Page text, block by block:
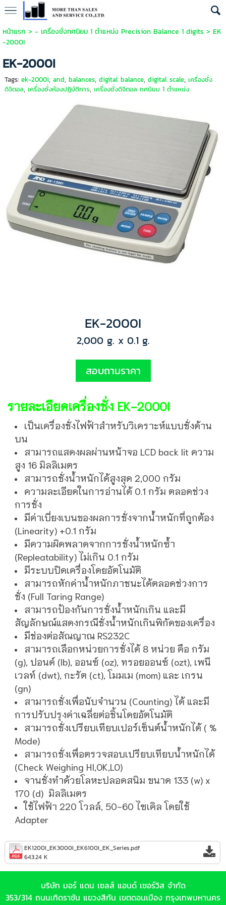
หน้าแรก > - เครื่องชั่งทศนิยม 1 ตำแหน่ง Precision Balance 1 digits > EK
-2000I
EK-2000I
Tags: ek-2000i, and, balances, digital balance, digital scale, เครื่องชั่ง
ดิจิตอล, เครื่องชั่งห้องปฏิบัติการ, เครื่องชั่งดิจิตอล ทศนิยม 1 ตำแหน่ง
EK-2000I
2,000 g. x 0.1 g.
สอบถามราคา
รายละเอียดเครื่องชั่ง EK-2000I
เป็นเครื่องชั่งไฟฟ้าสำหรับวิเคราะห์แบบชั่งด้าน
บน
สามารถแสดงผลผ่านหน้าจอ LCD back lit ความ
สูง 16 มิลลิเมตร
สามารถชั่งน้ำหนักได้สูงสุด 2,000 กรัม
ความละเอียดในการอ่านได้ 0.1 กรัม ตลอดช่วง
การชั่ง
มีค่าเบี่ยงเบนของผลการชั่งจากน้ำหนักที่ถูกต้อง
(Linearity) +0.1 กรัม
มีความผิดพลาดจากการชั่งน้ำหนักซ้ำ
(Repleatability) ไม่เกิน 0.1 กรัม
มีระบบปิดเครื่องโดยอัตโนมัติ
สามารถหักค่าน้ำหนักภาชนะได้ตลอดช่วงการ
ชั่ง (Full Taring Range)
สามารถป้องกันการชั่งน้ำหนักเกิน และมี
สัญลักษณ์แสดงกรณีชั่งน้ำหนักเกินพิกัดของเครื่อง
มีช่องต่อสัณญาณ RS232C
สามารถเลือกหน่วยการชั่งได้ 8 หน่วย คือ กรัม
(g), ปอนด์ (lb), ออนซ์ (oz), ทรอยออนซ์ (ozt), เพนี
เวลท์ (dwt), กะรัต (ct), โมมเม (mom) และ เกรน
(gn)
สามารถชั่งเพื่อนับจำนวน (Counting) ได้ และมี
การปรับปรุงค่าเฉลี่ยต่อชิ้นโดยอัตโนมัติ
สามารถชั่งเปรียบเทียบเปอร์เซ็นต์น้ำหนักได้ ( %
Mode)
สามารถชั่งเพื่อตรวจสอบเปรียบเทียบน้ำหนักได้
(Check Weighing HI,OK,LO)
จานชั่งทำด้วยโลหะปลอดสนิม ขนาด 133 (w) x
170 (d) มิลลิเมตร
ใช้ไฟฟ้า 220 โวลล์, 50-60 ไซเคิล โดยใช้
Adapter
EK1200I_EK3000I_EK6100I_EK_Series.pdf
643.24 K
บริษัท มอร์ แดน เซลส์ แอนด์ เซอร์วิส จำกัด
353/314 ถนนเทิดราชัน แขวงสีกัน เขตดอนเมือง กรุงเทพมหานคร